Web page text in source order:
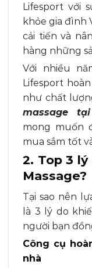
Lifesport với
khỏe gia đình
cải tiến và
hàng những
Với nhiều
Lifesport
như chất
massage
mong muốn
mua sắm tốt
2. Top 3
Massage?
Tại sao nên
là 3 lý do
người bạn
Công cụ
nhà